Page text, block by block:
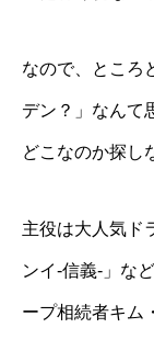
なので、ところ
デン？」なんて
どこなのか探し
主役は大人気ド
ンイ-信義-」な
ープ相続者キム